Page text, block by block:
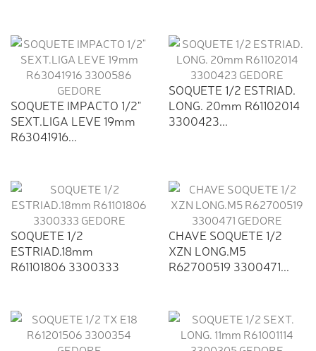
SOQUETE IMPACTO 1/2"
SEXT.LIGA LEVE 19mm
R63041916...
SOQUETE 1/2 ESTRIAD.
LONG. 20mm R61102014
3300423...
SOQUETE 1/2
ESTRIAD.18mm
R61101806 3300333
CHAVE SOQUETE 1/2
XZN LONG.M5
R62700519 3300471...